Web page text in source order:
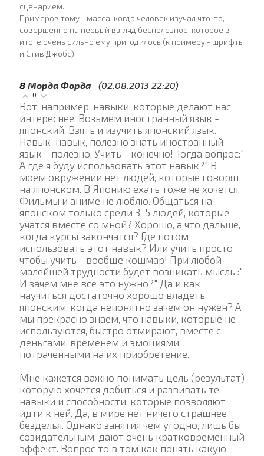
сценарием.
Примеров тому - масса, когда человек изучал что-то,
совершенно на первый взгляд бесполезное, которое в
итоге очень сильно ему пригодилось (к примеру - шрифты
и Стив Джобс)
8 Морда Форда (02.08.2013 22:20)
0
Вот, например, навыки, которые делают нас
интереснее. Возьмем иностранный язык -
японский. Взять и изучить японский язык.
Навык-навык, полезно знать иностранный
язык - полезно. Учить - конечно! Тогда вопрос:"
А где я буду использовать этот навык?" В
моем окружении нет людей, которые говорят
на японском. В Японию ехать тоже не хочется.
Фильмы и аниме не люблю. Общаться на
японском только среди 3-5 людей, которые
учатся вместе со мной? Хорошо, а что дальше,
когда курсы закончатся? Где потом
использовать этот навык? Или учить просто
чтобы учить - вообще кошмар! При любой
малейшей трудности будет возникать мысль :"
И зачем мне все это нужно?" Да и как
научиться достаточно хорошо владеть
японским, когда непонятно зачем он нужен? А
мы прекрасно знаем, что навыки, которые не
используются, быстро отмирают, вместе с
деньгами, временем и эмоциями,
потраченными на их приобретение.
Мне кажется важно понимать цель (результат)
которую хочется добиться и развивать те
навыки и способности, которые позволяют
идти к ней. Да, в мире нет ничего страшнее
безделья. Однако занятия чем угодно, лишь бы
созидательным, дают очень кратковременный
эффект. Вопрос то в том как понять какую